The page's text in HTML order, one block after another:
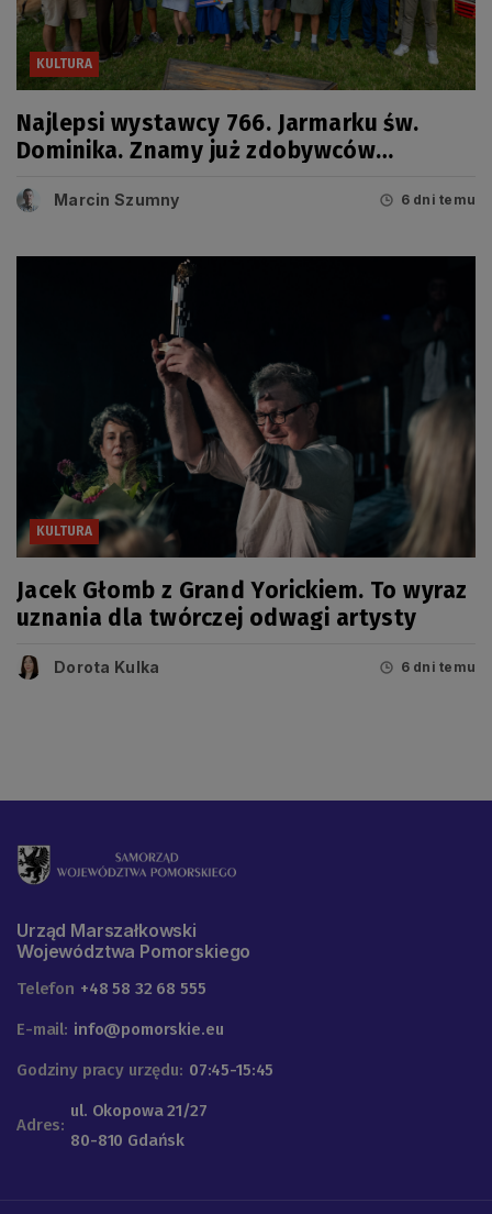
KULTURA
Najlepsi wystawcy 766. Jarmarku św.
Dominika. Znamy już zdobywców
Marcin Szumny 6 dni temu
KULTURA
Jacek Głomb z Grand Yorickiem. To wyraz
uznania dla twórczej odwagi artysty
Dorota Kulka 6 dni temu
Urząd Marszałkowski
Województwa Pomorskiego
Telefon +48 58 32 68 555
E-mail: info@pomorskie.eu
Godziny pracy urzędu: 07:45-15:45
Adres:
ul. Okopowa 21/27
80-810 Gdańsk